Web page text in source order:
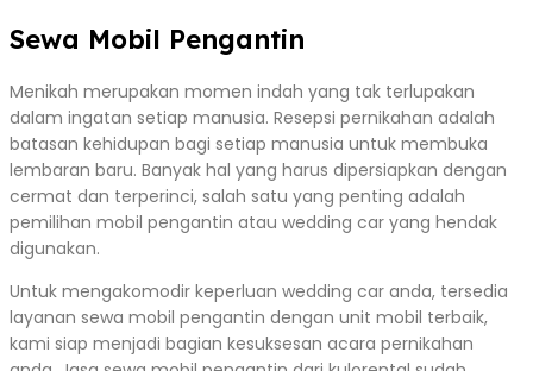
Sewa Mobil Pengantin
Menikah merupakan momen indah yang tak terlupakan
dalam ingatan setiap manusia. Resepsi pernikahan adalah
batasan kehidupan bagi setiap manusia untuk membuka
lembaran baru. Banyak hal yang harus dipersiapkan dengan
cermat dan terperinci, salah satu yang penting adalah
pemilihan mobil pengantin atau wedding car yang hendak
digunakan.
Untuk mengakomodir keperluan wedding car anda, tersedia
layanan sewa mobil pengantin dengan unit mobil terbaik,
kami siap menjadi bagian kesuksesan acara pernikahan